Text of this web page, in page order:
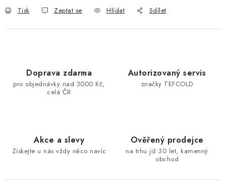
Tisk Zeptat se Hlídat Sdílet
Doprava zdarma
pro objednávky nad 3000 Kč,
celá ČR
Autorizovaný servis
značky TEFCOLD
Akce a slevy
Získejte u nás vždy něco navíc
Ověřený prodejce
na trhu již 30 let, kamenný
obchod